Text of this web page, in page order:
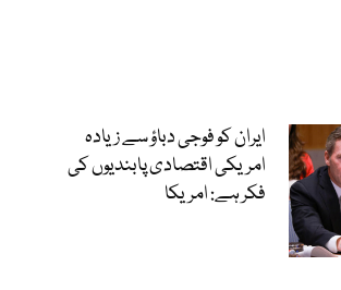
ایران کو فوجی دباؤ سے زیادہ
امریکی اقتصادی پابندیوں کی
فکر ہے: امریکا